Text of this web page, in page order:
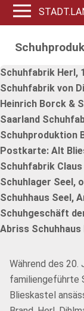
Schuhfabrik Herl,
Schuhfabrik von
Heinrich Borck &
Saarland
Schuhproduktion
Postkarte: Alt
Schuhfabrik Claus
Schuhlager Seel,
Schuhhaus Seel,
Schuhgeschäft
Abriss Schuhhaus
Während des 20.
familiengeführte
Blieskastel